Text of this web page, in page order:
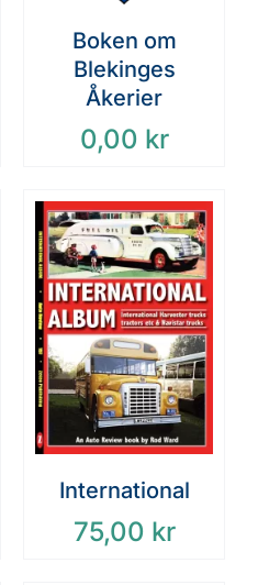
Boken om
Blekinges
Åkerier
0,00 kr
International
75,00 kr